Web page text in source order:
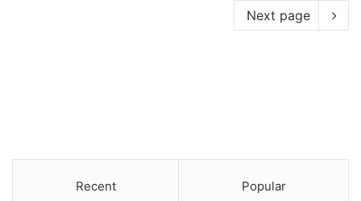
Next page
Recent Popular